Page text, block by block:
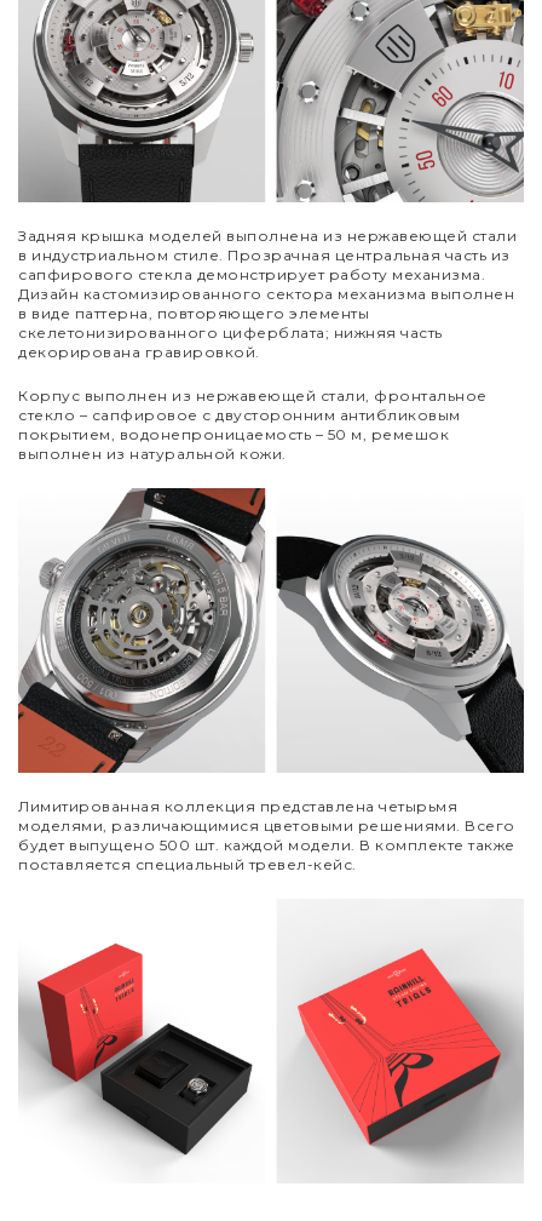
Задняя крышка моделей выполнена из нержавеющей стали
в индустриальном стиле. Прозрачная центральная часть из
сапфирового стекла демонстрирует работу механизма.
Дизайн кастомизированного сектора механизма выполнен
в виде паттерна, повторяющего элементы
скелетонизированного циферблата; нижняя часть
декорирована гравировкой.
Корпус выполнен из нержавеющей стали, фронтальное
стекло – сапфировое с двусторонним антибликовым
покрытием, водонепроницаемость – 50 м, ремешок
выполнен из натуральной кожи.
Лимитированная коллекция представлена четырьмя
моделями, различающимися цветовыми решениями. Всего
будет выпущено 500 шт. каждой модели. В комплекте также
поставляется специальный тревел-кейс.